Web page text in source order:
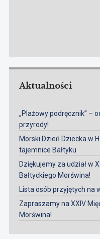
Aktualności
„Plażowy podręcznik” –
przyrody!
Morski Dzień Dziecka w
tajemnice Bałtyku
Dziękujemy za udział w
Bałtyckiego Morświna!
Lista osób przyjętych
Zapraszamy na XXIV
Morświna!